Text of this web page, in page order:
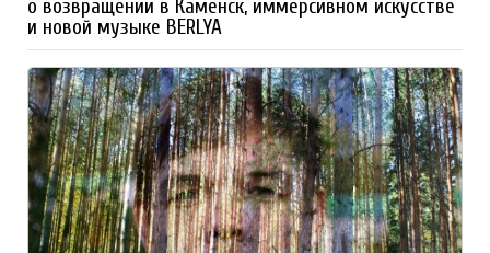
о возвращении в Каменск, иммерсивном искусстве
и новой музыке BERLYA